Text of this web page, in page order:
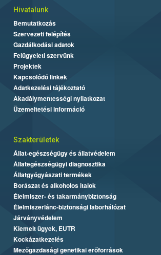
Hivatalunk
Bemutatkozás
Szervezeti felépítés
Gazdálkodási adatok
Felügyeleti szervünk
Projektek
Kapcsolódó linkek
Adatkezelési tájékoztató
Akadálymentességi nyilatkozat
Üzemeltetési információ
Szakterületek
Állat-egészségügy és állatvédelem
Állategészségügyi diagnosztika
Állatgyógyászati termékek
Borászat és alkoholos italok
Élelmiszer- és takarmánybiztonság
Élelmiszerlánc-biztonsági laborhálózat
Járványvédelem
Kiemelt ügyek, EUTR
Kockázatkezelés
Mezőgazdasági genetikai erőforrások